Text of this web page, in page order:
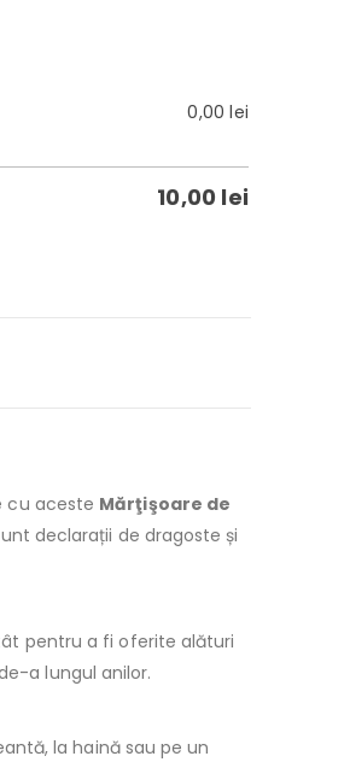
0,00lei
10,00 lei
cu aceste Mărţişoare de
declarații de dragoste și
pentru a fi oferite alături
a lungul anilor.
la haină sau pe un